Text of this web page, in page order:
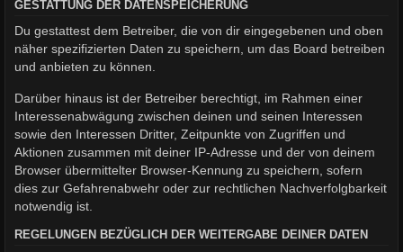
GESTATTUNG DER DATENSPEICHERUNG
Du gestattest dem Betreiber, die von dir eingegebenen und oben
näher spezifizierten Daten zu speichern, um das Board betreiben
und anbieten zu können.
Darüber hinaus ist der Betreiber berechtigt, im Rahmen einer
Interessenabwägung zwischen deinen und seinen Interessen
sowie den Interessen Dritter, Zeitpunkte von Zugriffen und
Aktionen zusammen mit deiner IP-Adresse und der von deinem
Browser übermittelter Browser-Kennung zu speichern, sofern
dies zur Gefahrenabwehr oder zur rechtlichen Nachverfolgbarkeit
notwendig ist.
REGELUNGEN BEZÜGLICH DER WEITERGABE DEINER DATEN